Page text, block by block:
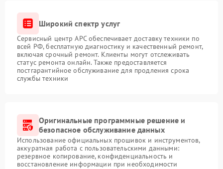
Широкий спектр услуг
Сервисный центр APC обеспечивает доставку техники по
всей РФ, бесплатную диагностику и качественный ремонт,
включая срочный ремонт. Клиенты могут отслеживать
статус ремонта онлайн. Также предоставляется
постгарантийное обслуживание для продления срока
службы техники
Оригинальные программные решение и
безопасное обслуживание данных
Использование официальных прошивок и инструментов,
аккуратная работа с пользовательскими данными:
резервное копирование, конфиденциальность и
восстановление информации при необходимости